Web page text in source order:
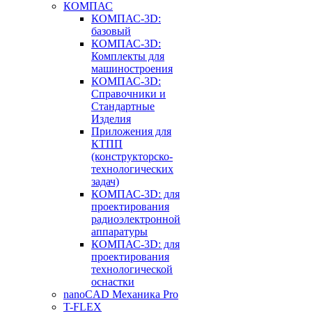
КОМПАС
КОМПАС-3D:
базовый
КОМПАС-3D:
Комплекты для
машиностроения
КОМПАС-3D:
Справочники и
Стандартные
Изделия
Приложения для
КТПП
(конструкторско-
технологических
задач)
КОМПАС-3D: для
проектирования
радиоэлектронной
аппаратуры
КОМПАС-3D: для
проектирования
технологической
оснастки
nanoCAD Механика Pro
T-FLEX